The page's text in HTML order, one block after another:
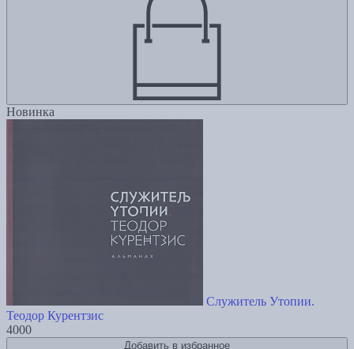
Новинка
Служитель Утопии.
Теодор Курентзис
4000
Добавить в избранное